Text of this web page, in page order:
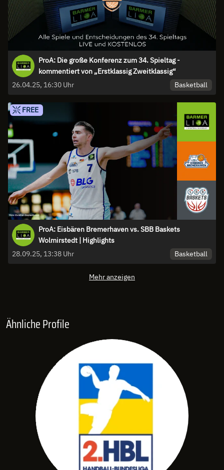
ProA: Die große Konferenz zum 34. Spieltag -
kommentiert von „Erstklassig Zweitklassig“
26.04.25, 16:30 Uhr
Basketball
FREE
ProA: Eisbären Bremerhaven vs. SBB Baskets
Wolmirstedt | Highlights
28.09.25, 13:38 Uhr
Basketball
Mehr anzeigen
Ähnliche Profile